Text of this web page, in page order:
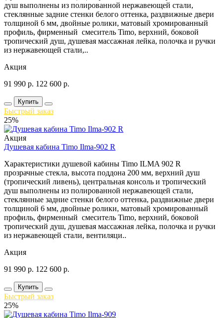
душ выполнены из полированной нержавеющей стали,
стеклянные задние стенки белого оттенка, раздвижные двери
толщиной 6 мм, двойные ролики, матовый хромированный
профиль, фирменный смеситель Timo, верхний, боковой
тропический душ, душевая массажная лейка, полочка и ручки
из нержавеющей стали,..
Акция
91 990 р. 122 600 р.
Купить
Быстрый заказ
25%
Акция
Душевая кабина Timo Ilma-902 R
Характеристики душевой кабины Timo ILMA 902 R
прозрачные стекла, высота поддона 200 мм, верхний душ
(тропический ливень), центральная консоль и тропический
душ выполнены из полированной нержавеющей стали,
стеклянные задние стенки белого оттенка, раздвижные двери
толщиной 6 мм, двойные ролики, матовый хромированный
профиль, фирменный смеситель Timo, верхний, боковой
тропический душ, душевая массажная лейка, полочка и ручки
из нержавеющей стали, вентиляци..
Акция
91 990 р. 122 600 р.
Купить
Быстрый заказ
25%